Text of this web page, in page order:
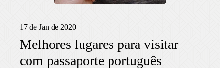
17 de Jan de 2020
Melhores lugares para visitar
com passaporte português